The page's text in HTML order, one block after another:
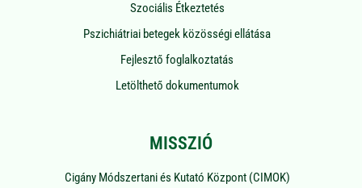
Szociális Étkeztetés
Pszichiátriai betegek közösségi ellátása
Fejlesztő foglalkoztatás
Letölthető dokumentumok
MISSZIÓ
Cigány Módszertani és Kutató Központ (CIMOK)